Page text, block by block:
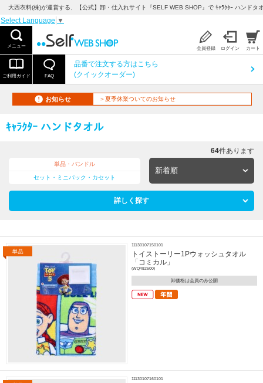
大西衣料(株)が運営する、【公式】卸・仕入れサイト『SELF WEB SHOP』で ｷｬﾗｸﾀｰ ハンドタ
Select Language ▼
メニュー 会員登録 ログイン カート
ご利用ガイド FAQ
品番で注文する方はこちら
(クイックオーダー)
お知らせ ＞夏季休業ついてのお知らせ
ｷｬﾗｸﾀｰ ハンドタオル
単品・バンドル
セット・ミニパック・カセット
詳しく探す
64件あります
11130107150101
トイストーリー1Pウォッシュタオル
「コミカル」
(WQ482600)
卸価格は会員のみ公開
11130107160101